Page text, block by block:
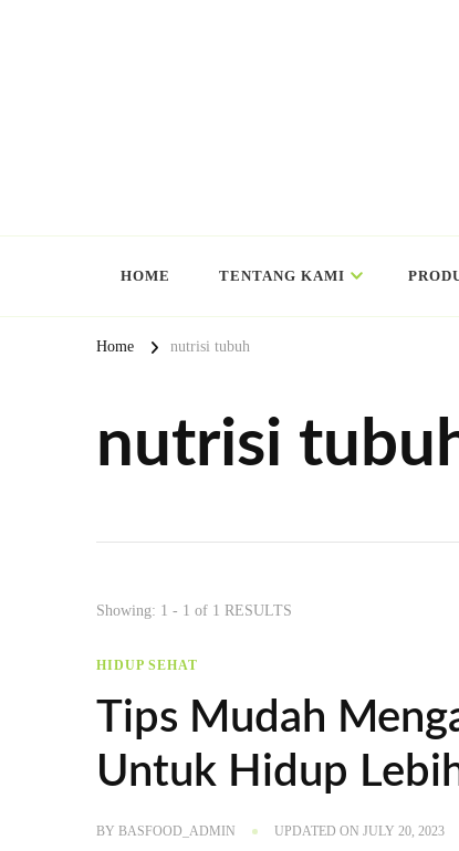
HOME TENTANG KAMI
Home nutrisi tubuh
nutrisi
Showing: 1 - 1 of 1 RESULTS
HIDUP SEHAT
Tips Mudah
Untuk Hidup
BYBASFOOD_ADMIN UPDATED ONJULY 20, 2023